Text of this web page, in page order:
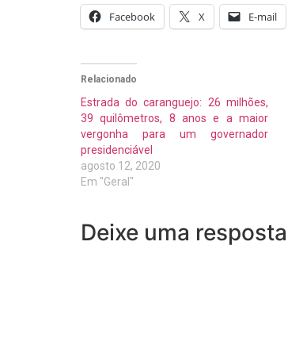
Facebook X E-mail
Relacionado
Estrada do caranguejo: 26 milhões,
39 quilômetros, 8 anos e a maior
vergonha para um governador
presidenciável
agosto 12, 2020
Em "Geral"
Deixe uma resposta